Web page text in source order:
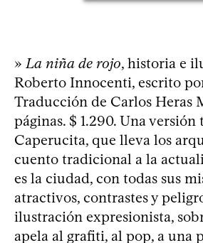
»La niña de rojo, historia e
Roberto Innocenti, escrito
Traducción de Carlos Heras
páginas. $ 1.290. Una
Caperucita, que lleva los
cuento tradicional a la
es la ciudad, con todas sus
atractivos, contrastes y
ilustración expresionista,
apela al grafiti, al pop, a una